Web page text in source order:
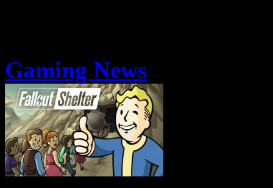
Gaming News